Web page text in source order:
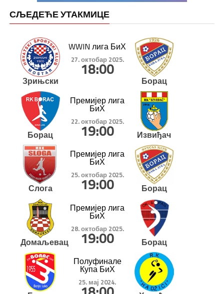
СЉЕДЕЋЕ УТАКМИЦЕ
Зрињски
WWIN лига БиХ
27. октобар 2025.
18:00
Борац
Борац
Премијер лига
БиХ
22. октобар 2025.
19:00 Извиђач
Слога
Премијер лига
БиХ
25. октобар 2025.
19:00 Борац
Домаљевац
Премијер лига
БиХ
28. октобар 2025.
19:00 Борац
Полуфинале
Купа БиХ
25. мај 2024.